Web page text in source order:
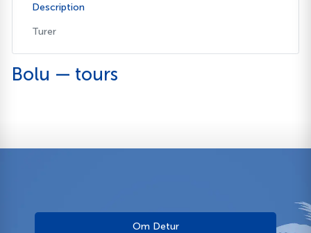
Description
Turer
Bolu — tours
Om Detur